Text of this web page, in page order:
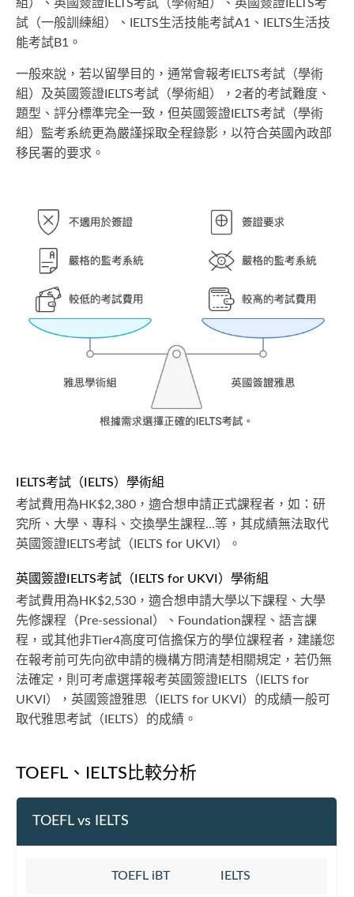
組）、英國簽證IELTS考試（學術組）、英國簽證IELTS考
試（一般訓練組）、IELTS生活技能考試A1、IELTS生活技
能考試B1。
一般來說，若以留學目的，通常會報考IELTS考試（學術
組）及英國簽證IELTS考試（學術組），2者的考試難度、
題型、評分標準完全一致，但英國簽證IELTS考試（學術
組）監考系統更為嚴謹採取全程錄影，以符合英國內政部
移民署的要求。
IELTS考試（IELTS）學術組
考試費用為HK$2,380，適合想申請正式課程者，如：研
究所、大學、專科、交換學生課程...等，其成績無法取代
英國簽證IELTS考試（IELTS for UKVI）。
英國簽證IELTS考試（IELTS for UKVI）學術組
考試費用為HK$2,530，適合想申請大學以下課程、大學
先修課程（Pre-sessional）、Foundation課程、語言課
程，或其他非Tier4高度可信擔保方的學位課程者，建議您
在報考前可先向欲申請的機構方問清楚相關規定，若仍無
法確定，則可考慮選擇報考英國簽證IELTS（IELTS for
UKVI），英國簽證雅思（IELTS for UKVI）的成績一般可
取代雅思考試（IELTS）的成績。
TOEFL、IELTS比較分析
TOEFL vs IELTS
TOEFL iBT IELTS